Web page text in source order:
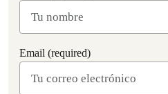
Email (required)